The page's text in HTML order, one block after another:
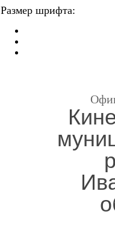
Размер шрифта: